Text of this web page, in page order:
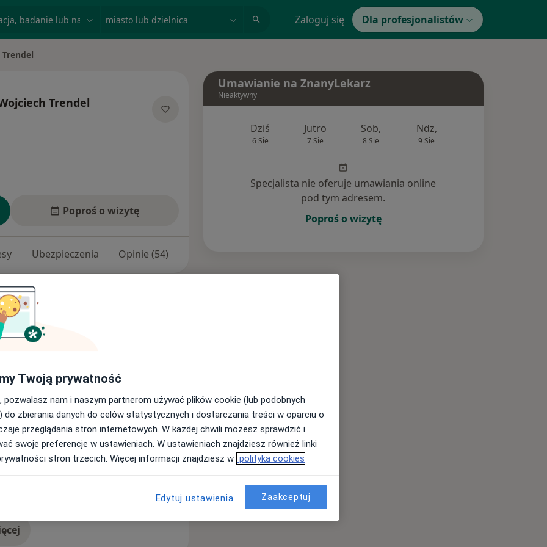
Zaloguj się Dla profesjonalistów
Trendel
Poproś o wizytę
Ubezpieczenia Opinie (54)
Inwazyjnej, Elektrofizjologii i
w Tychach (PAKS Tychy).
specjalizacyjny uzyskując
Sercowo-Naczyniowych
Medycznego. W 2023 roku
badania naukowe w zakresie
obrazowania.
w Katowicach
Uniwersytetu Medycznego w
certyfikujący Polskiego
i leczenia najczęstszych
kardiologów.
Umawianie na ZnanyLekarz
Nieaktywny
Dziś
6 Sie
Jutro
7 Sie
Sob,
8 Sie
Ndz,
9 Sie
Specjalista nie oferuje umawiania online
pod tym adresem.
Poproś o wizytę
Twoją prywatność
pozwalasz nam i naszym partnerom używać plików cookie (lub podobnych
do zbierania danych do celów statystycznych i dostarczania treści w oparciu o
przeglądania stron internetowych. W każdej chwili możesz sprawdzić i
swoje preferencje w ustawieniach. W ustawieniach znajdziesz również linki
stron trzecich. Więcej informacji znajdziesz w polityka cookies
Edytuj ustawienia Zaakceptuj